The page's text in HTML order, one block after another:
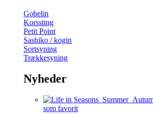
Gobelin
Korssting
Petit Point
Sashiko / kogin
Sortsyning
Trækkesyning
Nyheder
som favorit